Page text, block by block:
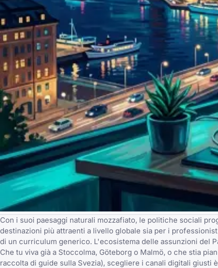
Con i suoi paesaggi naturali mozzafiato, le politiche sociali
destinazioni più attraenti a livello globale sia per i
di un curriculum generico. L'ecosistema delle assunzioni del
Che tu viva già a Stoccolma, Göteborg o Malmö, o che stia
raccolta di guide sulla Svezia), scegliere i canali digitali giusti